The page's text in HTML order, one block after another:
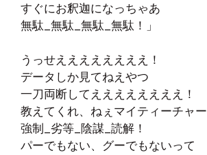
すぐにお釈迦になっちゃあ
無駄_無駄_無駄_無駄！」
うっせええええええええ！
データしか見てねえやつ
一刀両断してええええええええ！
教えてくれ、ねぇマイティーチャー
強制_劣等_陰謀_読解！
パーでもない、グーでもないって